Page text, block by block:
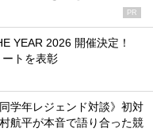
PR
YEAR 2026 開催決定！
トを表彰
学年レジェンド対談》初対
航平が本音で語り合った競